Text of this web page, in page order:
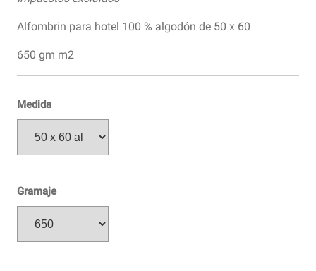
Alfombrin para hotel 100 % algodón de 50 x 60
650 gm m2
Medida
Gramaje